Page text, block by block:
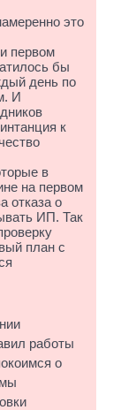
это
первом
бы
день по
И
к
в
на первом
отказа о
ИП. Так
план с
работы
о